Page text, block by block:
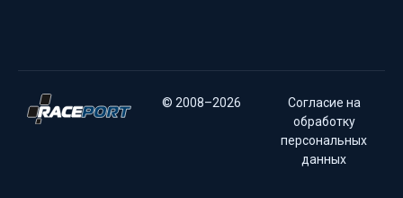
© 2008–2026
Согласие на
обработку
персональных
данных